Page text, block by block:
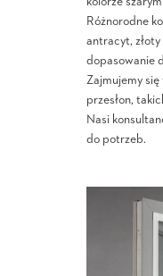
Różnorodne
antracyt, złoty
dopasowanie
Zajmujemy
przesłon,
Nasi
do potrzeb.